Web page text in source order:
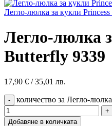
Легло-люлка за кукли Princess
Легло-люлка
Butterfly 9339
17,90 € / 35,01 лв.
количество за Легло-
Добавяне в количката